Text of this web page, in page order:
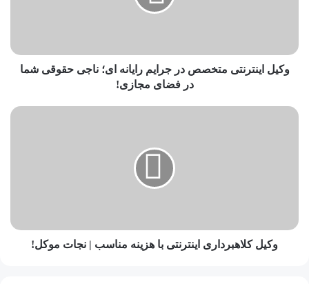
وکیل اینترنتی متخصص در جرایم رایانه ای؛ ناجی حقوقی شما
در فضای مجازی!
وکیل کلاهبرداری اینترنتی با هزینه مناسب | نجات موکل!